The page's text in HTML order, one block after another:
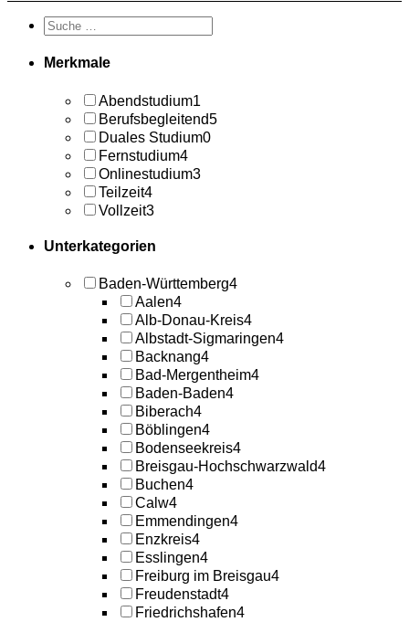
Merkmale
Abendstudium1
Berufsbegleitend5
Duales Studium0
Fernstudium4
Onlinestudium3
Teilzeit4
Vollzeit3
Unterkategorien
Baden-Württemberg4
Aalen4
Alb-Donau-Kreis4
Albstadt-Sigmaringen4
Backnang4
Bad-Mergentheim4
Baden-Baden4
Biberach4
Böblingen4
Bodenseekreis4
Breisgau-Hochschwarzwald4
Buchen4
Calw4
Emmendingen4
Enzkreis4
Esslingen4
Freiburg im Breisgau4
Freudenstadt4
Friedrichshafen4